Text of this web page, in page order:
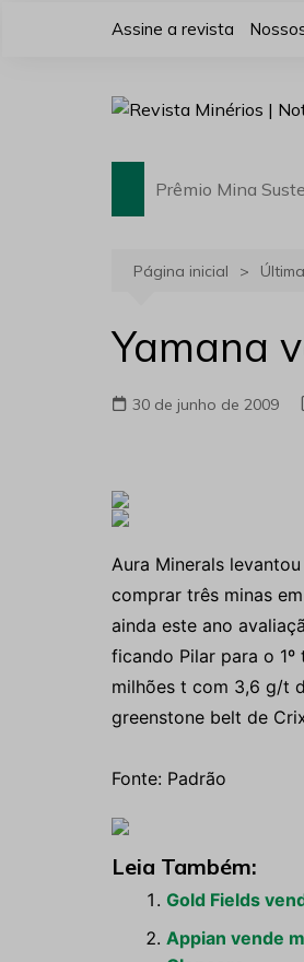
Assine a revista
Prêmio Mina
Página inicial
Yamana
30 de junho de 2009
Aura Minerals
comprar três minas
ainda este ano
ficando Pilar para o
milhões t com 3,6 g/t
greenstone belt de
Fonte: Padrão
Leia Também:
Gold Fields
Appian vende